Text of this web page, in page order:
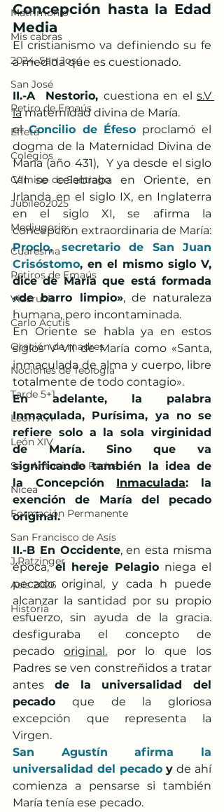
Matrimonio
Mis cabras
2024, San José
San José
Retiro de Emaús
Effetá
Colegios
Camino de Santiago
Jubileo2025
Medjugorje
Cuaresma
Retiros de Emaús
Viacrucis
Carlo Acutis
Oración de madres
Nociones de Teología
Tarde 5+1
León XVI
León XIV
San Antonio de Padua
Nicea
Formación Permanente
San Francisco de Asís
J.Ratzinger
Asís 2026
Historia
Concepción hasta la Edad
Media
El cristianismo va definiendo su fe
a medida que es cuestionado.
II.-A  Nestorio, cuestiona en el s.V
la maternidad divina de María.
el Concilio de Éfeso proclamó el
dogma de la Maternidad Divina de
María (año 431),  Y ya desde el siglo
VII se celebraba en Oriente, en
Irlanda en el siglo IX, en Inglaterra
en el siglo XI, se afirma la
concepción extraordinaria de María:
Proclo, secretario de San Juan
Crisóstomo, en el mismo siglo V,
dice de María que está formada
«de barro limpio», de naturaleza
humana, pero incontaminada.
En Oriente se habla ya en estos
siglos V-VII de María como «Santa,
inmaculada de alma y cuerpo, libre
totalmente de todo contagio».
En adelante, la palabra
Inmaculada, Purísima, ya no se
refiere solo a la sola virginidad
de María. Sino que va
significando también la idea de
la Concepción Inmaculada: la
exención de María del pecado
original.
II.-B En Occidente, en esta misma
época, el hereje Pelagio niega el
pecado original, y cada h puede
alcanzar la santidad por su propio
esfuerzo, sin ayuda de la gracia.
desfiguraba el concepto de
pecado original. por lo que los
Padres se ven constreñidos a tratar
antes de la universalidad del
pecado que de la gloriosa
excepción que representa la
Virgen.
San Agustín afirma la
universalidad del pecado y de ahí
comienza a pensarse si también
María tenía ese pecado.